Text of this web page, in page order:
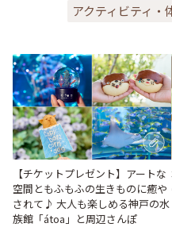
アクティビティ・
【チケットプレゼント】アートな
空間ともふもふの生きものに癒や
されて♪ 大人も楽しめる神戸の水
族館「átoa」と周辺さんぽ